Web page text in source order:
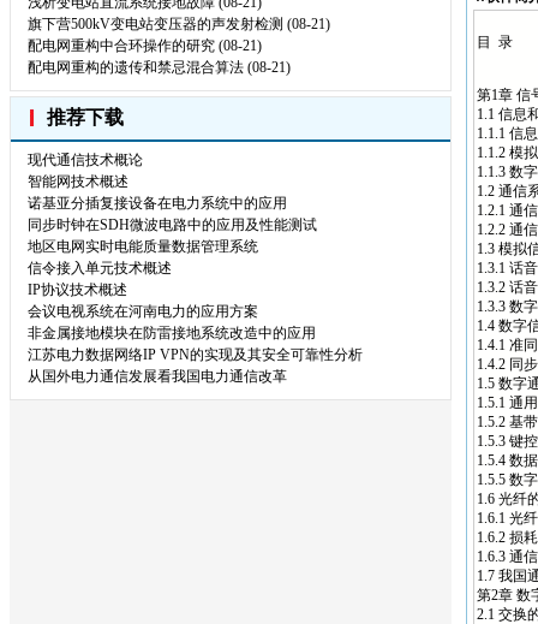
旗下营500kV变电站变压器的声发射检测 (08-21)
配电网重构中合环操作的研究 (08-21)
配电网重构的遗传和禁忌混合算法 (08-21)
推荐下载
现代通信技术概论
智能网技术概述
诺基亚分插复接设备在电力系统中的应用
同步时钟在SDH微波电路中的应用及性能测试
地区电网实时电能质量数据管理系统
信令接入单元技术概述
IP协议技术概述
会议电视系统在河南电力的应用方案
非金属接地模块在防雷接地系统改造中的应用
江苏电力数据网络IP VPN的实现及其安全可靠性分析
从国外电力通信发展看我国电力通信改革
目 录
第1章 信
1.1 信息
1.1.1 信息
1.1.2 模
1.1.3 数
1.2 通信
1.2.1 通
1.2.2 通
1.3 模拟
1.3.1 话
1.3.2 话
1.3.3 数
1.4 数字
1.4.1 准
1.4.2 同
1.5 数字
1.5.1 通
1.5.2 基
1.5.3 键
1.5.4 数
1.5.5 数
1.6 光纤
1.6.1 光
1.6.2 损
1.6.3 通
1.7 我国
第2章 数
2.1 交换